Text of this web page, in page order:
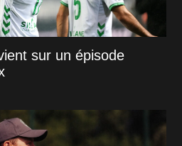
sur un épisode